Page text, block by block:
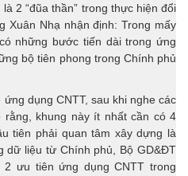
2 “đũa thần” trong thực hiện đổi
Xuân Nhạ nhận định: Trong mấy
những bước tiến dài trong ứng
bộ tiên phong trong Chính phủ
dụng CNTT, sau khi nghe các
khung này ít nhất cần có 4
tiên phải quan tâm xây dựng là
dữ liệu từ Chính phủ, Bộ GD&ĐT
ưu tiên ứng dụng CNTT trong